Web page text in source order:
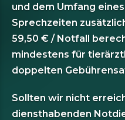
und dem Umfang
Sprechzeiten
59,50 € / Notfall
mindestens für
doppelten
Sollten wir nicht
diensthabenden